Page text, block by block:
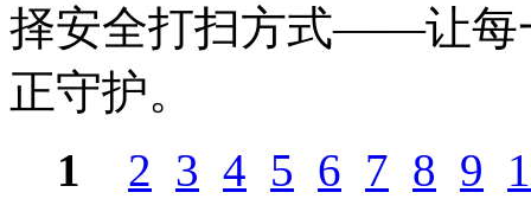
择安全打扫方式——让每
正守护。
1
2 3 4 5 6 7 8 9